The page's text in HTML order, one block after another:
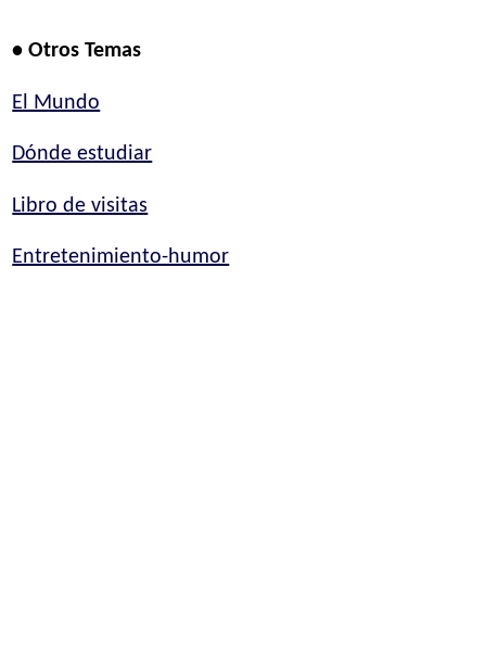
• Otros Temas
El Mundo
Dónde estudiar
Libro de visitas
Entretenimiento-humor